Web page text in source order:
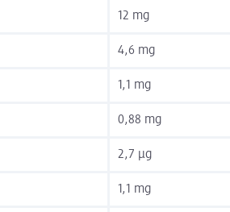
12 mg
4,6 mg
1,1 mg
0,88 mg
2,7 µg
1,1 mg